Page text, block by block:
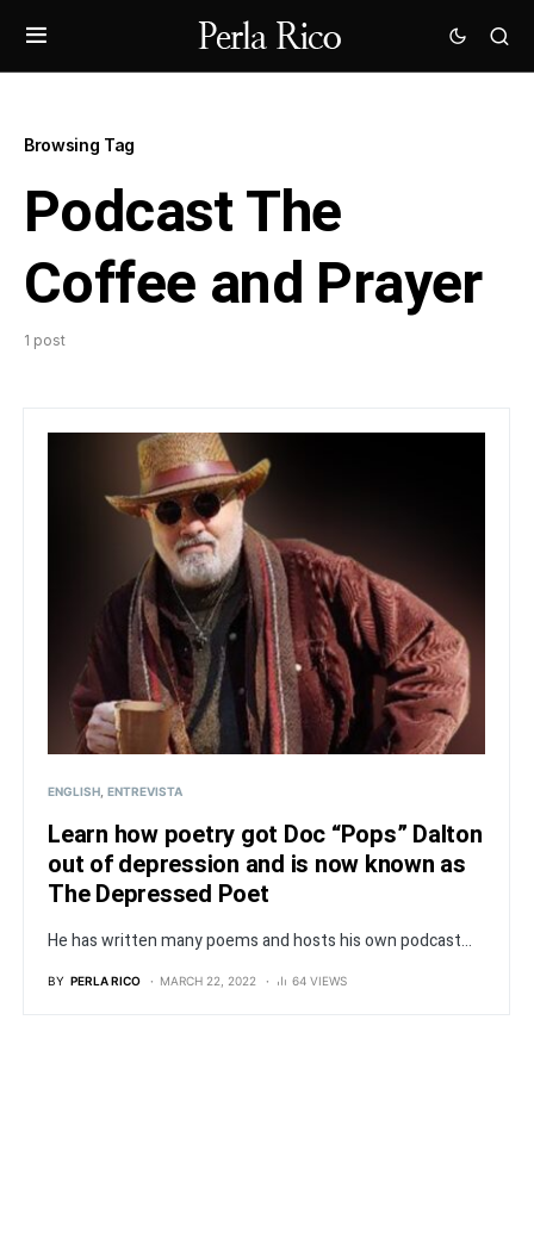
Browsing Tag
Podcast The
Coffee and Prayer
1 post
ENGLISH ENTREVISTA
Learn how poetry got Doc “Pops” Dalton
out of depression and is now known as
The Depressed Poet
He has written many poems and hosts his own podcast...
BY PERLA RICO MARCH 22, 2022 64 VIEWS